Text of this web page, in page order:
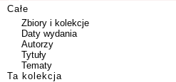
Całe
Zbiory i kolekcje
Daty wydania
Autorzy
Tytuły
Tematy
Ta kolekcja